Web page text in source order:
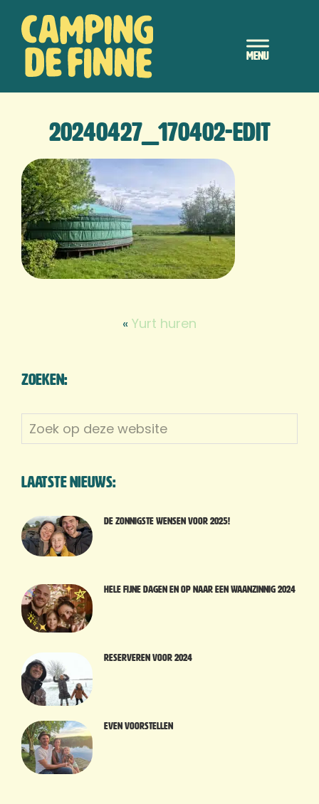
naar
de
hoofd
Camping de Finne
Header
20240427_170402-EDIT
« Yurt huren
Zoeken:
Zoek
op
website
Laatste nieuws:
De zonnigste wensen voor 2025!
Hele fijne dagen en op naar een waanzinnig 2024
Reserveren voor 2024
Even voorstellen